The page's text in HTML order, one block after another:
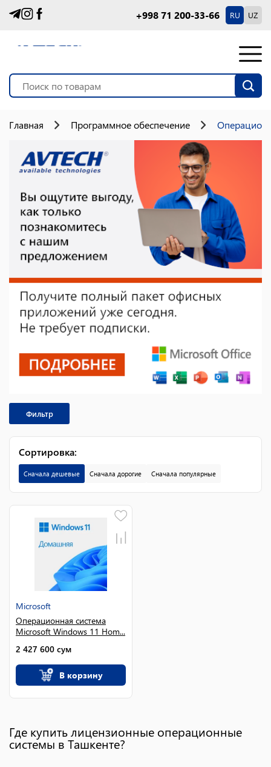
+998 71 200-33-66 RU UZ
Главная Программное обеспечение
Фильтр
Сортировка:
Сначала дешевые Сначала дорогие Сначала популярные
Microsoft
Операционная система
Microsoft Windows 11 Hom...
2 427 600 сум
В корзину
Где купить лицензионные операционные
системы в Ташкенте?